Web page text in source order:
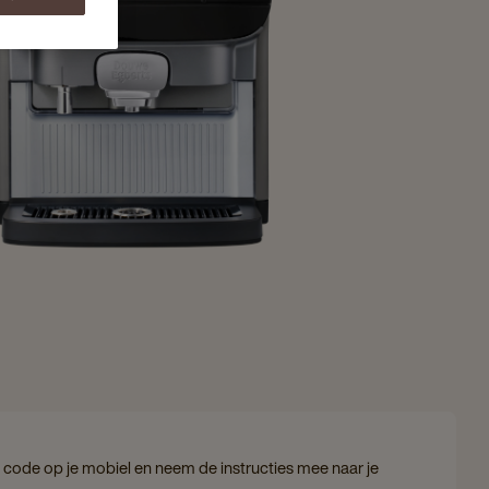
code op je mobiel en neem de instructies mee naar je